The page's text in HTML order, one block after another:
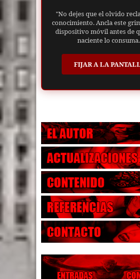
"No dejes que el olvido
conocimiento. Ancla este
dispositivo móvil antes de
naciente lo
FIJAR A LA